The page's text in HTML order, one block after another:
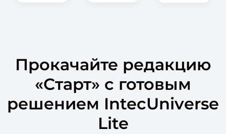
Прокачайте редакцию
«Старт» с готовым
решением IntecUniverse
Lite